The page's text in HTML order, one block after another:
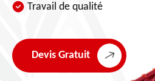
Travail de qualité
Devis Gratuit